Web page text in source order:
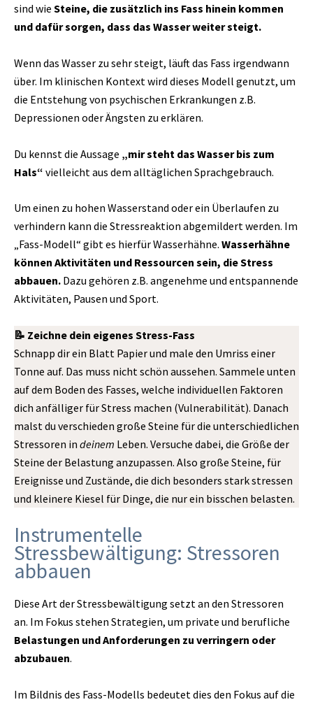
sind wie Steine, die zusätzlich ins Fass hinein kommen
und dafür sorgen, dass das Wasser weiter steigt.
Wenn das Wasser zu sehr steigt, läuft das Fass irgendwann
über. Im klinischen Kontext wird dieses Modell genutzt, um
die Entstehung von psychischen Erkrankungen z.B.
Depressionen oder Ängsten zu erklären.
Du kennst die Aussage „mir steht das Wasser bis zum
Hals“ vielleicht aus dem alltäglichen Sprachgebrauch.
Um einen zu hohen Wasserstand oder ein Überlaufen zu
verhindern kann die Stressreaktion abgemildert werden. Im
„Fass-Modell“ gibt es hierfür Wasserhähne. Wasserhähne
können Aktivitäten und Ressourcen sein, die Stress
abbauen. Dazu gehören z.B. angenehme und entspannende
Aktivitäten, Pausen und Sport.
📝 Zeichne dein eigenes Stress-Fass
Schnapp dir ein Blatt Papier und male den Umriss einer
Tonne auf. Das muss nicht schön aussehen. Sammele unten
auf dem Boden des Fasses, welche individuellen Faktoren
dich anfälliger für Stress machen (Vulnerabilität). Danach
malst du verschieden große Steine für die unterschiedlichen
Stressoren in deinem Leben. Versuche dabei, die Größe der
Steine der Belastung anzupassen. Also große Steine, für
Ereignisse und Zustände, die dich besonders stark stressen
und kleinere Kiesel für Dinge, die nur ein bisschen belasten.
Instrumentelle
Stressbewältigung: Stressoren
abbauen
Diese Art der Stressbewältigung setzt an den Stressoren
an. Im Fokus stehen Strategien, um private und berufliche
Belastungen und Anforderungen zu verringern oder
abzubauen.
Im Bildnis des Fass-Modells bedeutet dies den Fokus auf die